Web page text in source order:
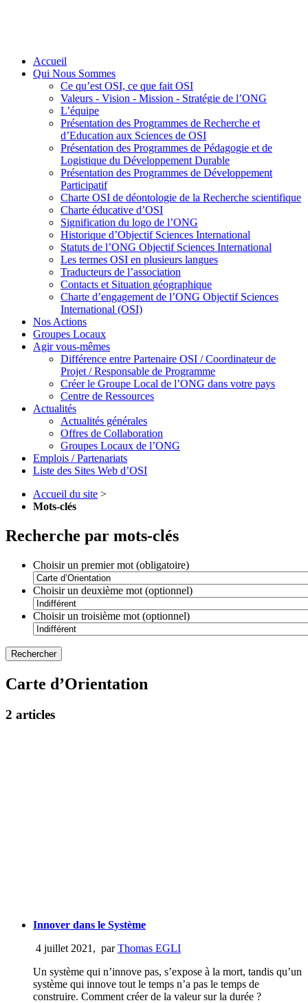
Accueil
Qui Nous Sommes
Ce qu’est OSI, ce que fait OSI
Valeurs - Vision - Mission - Stratégie de l’ONG
L’équipe
Présentation des Programmes de Recherche et
d’Education aux Sciences de OSI
Présentation des Programmes de Pédagogie et de
Logistique du Développement Durable
Présentation des Programmes de Développement
Participatif
Charte OSI de déontologie de la Recherche scientifique
Charte éducative d’OSI
Signification du logo de l’ONG
Historique d’Objectif Sciences International
Statuts de l’ONG Objectif Sciences International
Les termes OSI en plusieurs langues
Traducteurs de l’association
Contacts et Situation géographique
Charte d’engagement de l’ONG Objectif Sciences
International (OSI)
Nos Actions
Groupes Locaux
Agir vous-mêmes
Différence entre Partenaire OSI / Coordinateur de
Projet / Responsable de Programme
Créer le Groupe Local de l’ONG dans votre pays
Centre de Ressources
Actualités
Actualités générales
Offres de Collaboration
Groupes Locaux de l’ONG
Emplois / Partenariats
Liste des Sites Web d’OSI
Accueil du site >
Mots-clés
Recherche par mots-clés
Choisir un premier mot (obligatoire)
Choisir un deuxième mot (optionnel)
Choisir un troisième mot (optionnel)
Carte d’Orientation
2 articles
Innover dans le Système
4 juillet 2021 , parThomas EGLI
Un système qui n’innove pas, s’expose à la mort, tandis qu’un
système qui innove tout le temps n’a pas le temps de
construire. Comment créer de la valeur sur la durée ?